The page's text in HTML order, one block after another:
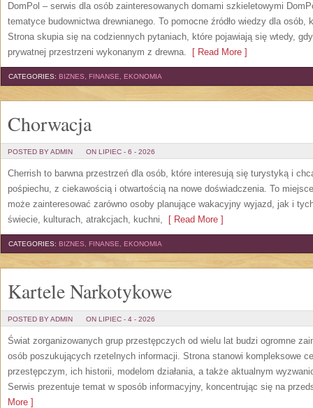
DomPol – serwis dla osób zainteresowanych domami szkieletowymi
tematyce budownictwa drewnianego. To pomocne źródło wiedzy dla
Strona skupia się na codziennych pytaniach, które pojawiają się wtedy,
prywatnej przestrzeni wykonanym z drewna. [ Read More ]
CATEGORIES: BIZNES, FINANSE, EKONOMIA
Chorwacja
POSTED BY ADMIN ON LIPIEC - 6 - 2026
Cherrish to barwna przestrzeń dla osób, które interesują się turystyką i
pośpiechu, z ciekawością i otwartością na nowe doświadczenia. To
może zainteresować zarówno osoby planujące wakacyjny wyjazd, jak i
świecie, kulturach, atrakcjach, kuchni, [ Read More ]
CATEGORIES: BIZNES, FINANSE, EKONOMIA
Kartele Narkotykowe
POSTED BY ADMIN ON LIPIEC - 4 - 2026
Świat zorganizowanych grup przestępczych od wielu lat budzi ogromne
osób poszukujących rzetelnych informacji. Strona stanowi kompleksowe
przestępczym, ich historii, modelom działania, a także aktualnym
Serwis prezentuje temat w sposób informacyjny, koncentrując się na
More ]